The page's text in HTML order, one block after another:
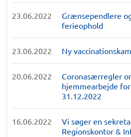
23.06.2022
Grænsependlere
ferieophold
23.06.2022 Ny
20.06.2022
Coronasærregler
hjemmearbejde
31.12.2022
16.06.2022
Vi søger en
Regionskontor &